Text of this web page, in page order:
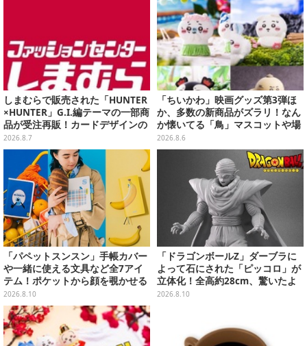
しまむらで販売された「HUNTER
×HUNTER」G.I.編テーマの一部商
品が受注再販！カードデザインの
キーホルダーや、キルアたちのセ
リフ付ソックスなど
2026.8.7
「ちいかわ」映画グッズ第3弾ほ
か、多数の新商品がズラリ！なん
か懐いてる「鳥」マスコットや場
面写アイテムなど必見のラインナ
ップ
2026.8.6
「パペットスンスン」手帳カバー
や一緒に使える文具など全7アイ
テム！ポケットから顔を覗かせる
スンスンほか遊び心満載のデザイ
ン
2026.8.10
「ドラゴンボールZ」ダーブラに
よって石にされた「ピッコロ」が
立体化！全高約28cm、驚いたよ
うな表情とポーズをそのまま再現
2026.8.10